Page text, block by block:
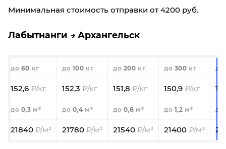
Минимальная стоимость отправки от 4200 руб.
Лабытнанги Архангельск
60 100 200 300
152,6 152,3 151,8 150,9
0,3 0,4 0,8 1,2
21840 21780 21540 21400